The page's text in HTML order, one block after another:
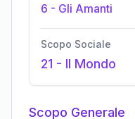
6 - Gli Amanti
Scopo Sociale
21 - Il Mondo
Scopo Generale